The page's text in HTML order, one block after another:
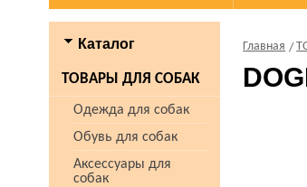
Каталог
ТОВАРЫ ДЛЯ СОБАК
Одежда для собак
Обувь для собак
Аксессуары для
собак
Главная